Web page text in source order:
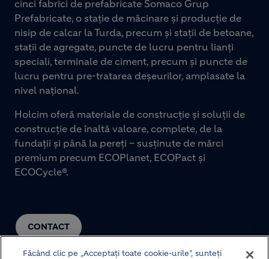
CONTACT
cinci fabrici de prefabricate Somaco Grup
Prefabricate, o stație de măcinare și producție de
nisip de calcar la Turda, precum și stații de betoane,
stații de agregate, puncte de lucru pentru lianți
speciali, terminale de ciment, precum și puncte de
lucru pentru pre-tratarea deșeurilor, amplasate la
nivel național.
Holcim oferă materiale de construcție și soluții de
construcție de înaltă valoare, complete, de la
fundații și până la pereți – susținute de mărci
premium precum ECOPlanet, ECOPact și
ECOCycle®.
Făcând clic pe „Acceptați toate cookie-urile”, sunteți